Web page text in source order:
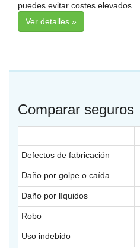
puedes evitar costes elevados.
Ver detalles »
Comparar seguros
Defectos de fabricación
Daño por golpe o caída
Daño por líquidos
Robo
Uso indebido